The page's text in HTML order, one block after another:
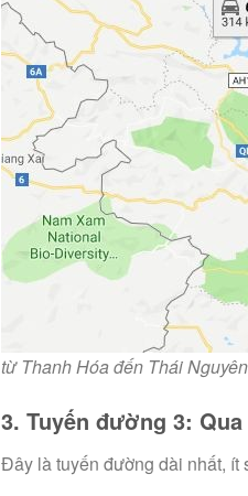
từ Thanh Hóa đến Thái
3. Tuyến đường 3:
Đây là tuyến đường dài nhất, ít